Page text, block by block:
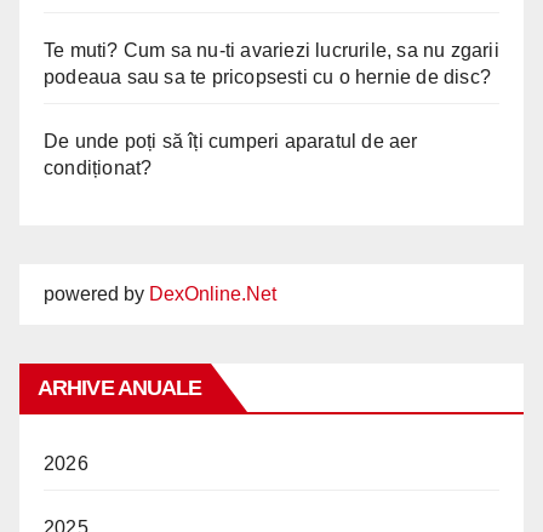
Te muti? Cum sa nu-ti avariezi lucrurile, sa nu zgarii
podeaua sau sa te pricopsesti cu o hernie de disc?
De unde poți să îți cumperi aparatul de aer
condiționat?
powered by DexOnline.Net
ARHIVE ANUALE
2026
2025